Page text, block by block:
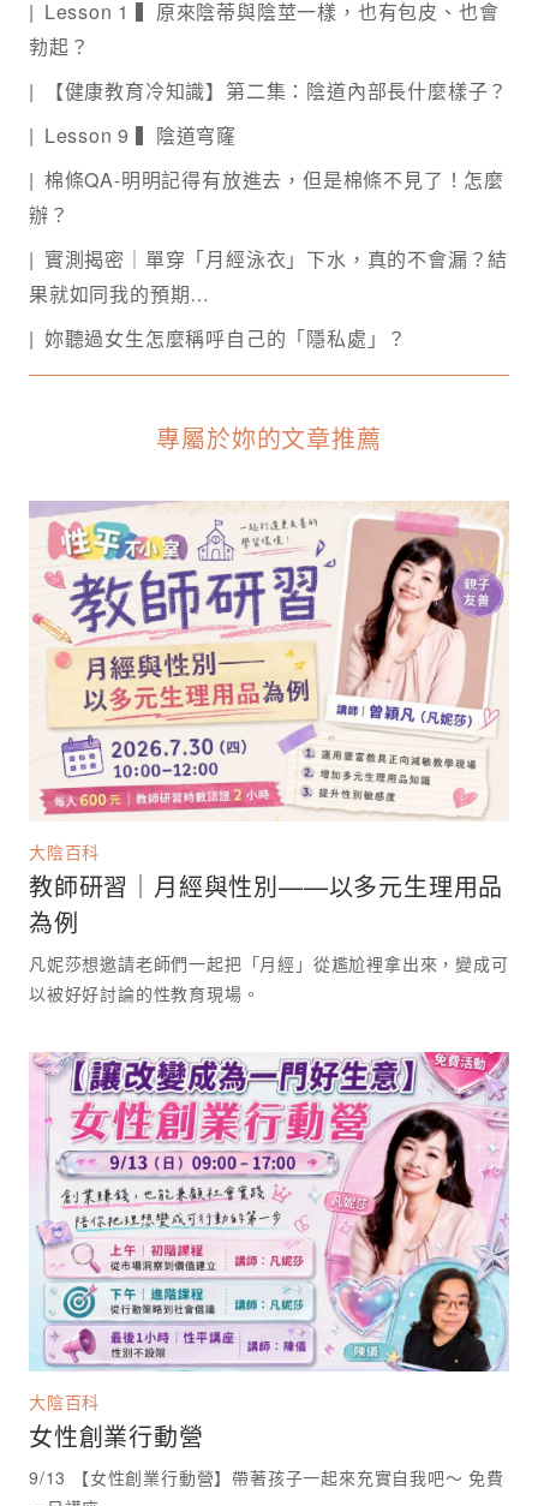
Lesson 1 ▍原來陰蒂與陰莖一樣，也有包皮、也會
勃起？
【健康教育冷知識】第二集：陰道內部長什麼樣子？
Lesson 9 ▍陰道穹窿
棉條QA-明明記得有放進去，但是棉條不見了！怎麼
辦？
實測揭密｜單穿「月經泳衣」下水，真的不會漏？結
果就如同我的預期…
妳聽過女生怎麼稱呼自己的「隱私處」？
專屬於妳的文章推薦
大陰百科
教師研習｜月經與性別——以多元生理用品
為例
凡妮莎想邀請老師們一起把「月經」從尷尬裡拿出來，變成可
大陰百科
女性創業行動營
9/13 【女性創業行動營】帶著孩子一起來充實自我吧～ 免費